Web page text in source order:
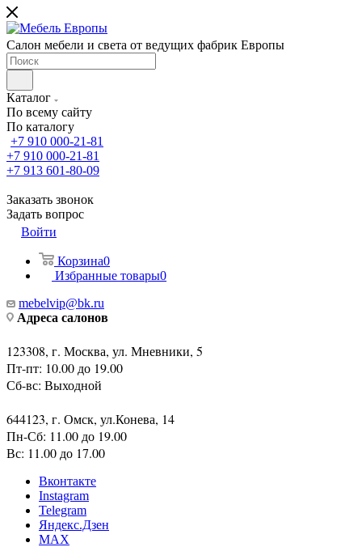
Салон мебели и света от ведущих фабрик Европы
Каталог
По всему сайту
По каталогу
+7 910 000-21-81
+7 910 000-21-81
+7 913 601-80-09
Заказать звонок
Задать вопрос
Войти
Корзина0
Избранные товары0
mebelvip@bk.ru
Адреса салонов
123308, г. Москва, ул. Мневники, 5
Пт-пт: 10.00 до 19.00
Сб-вс: Выходной
644123, г. Омск, ул.Конева, 14
Пн-Сб: 11.00 до 19.00
Вс: 11.00 до 17.00
Вконтакте
Instagram
Telegram
Яндекс.Дзен
MAX